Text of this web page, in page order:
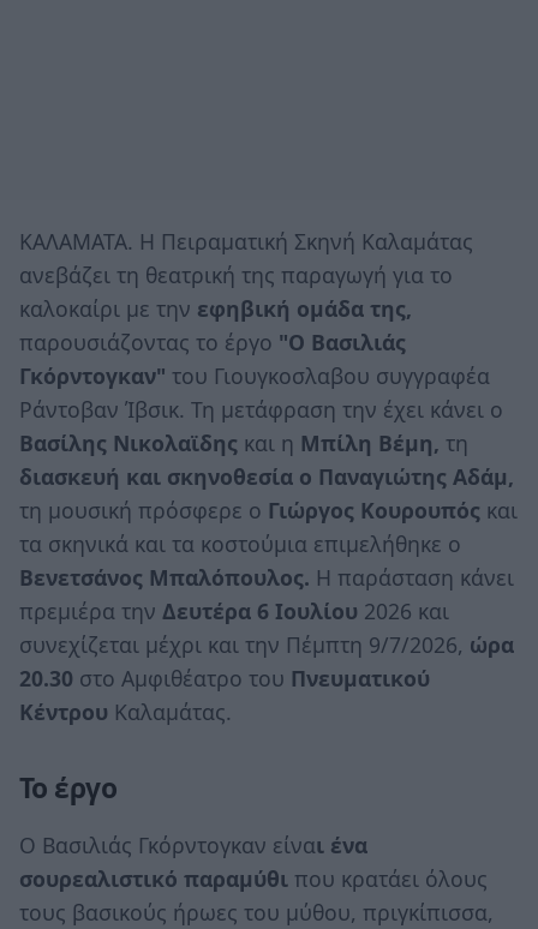
ΚΑΛΑΜΑΤΑ. Η Πειραματική Σκηνή Καλαμάτας
ανεβάζει τη θεατρική της παραγωγή για το
καλοκαίρι με την εφηβική ομάδα της,
παρουσιάζοντας το έργο "Ο Βασιλιάς
Γκόρντογκαν" του Γιουγκοσλαβου συγγραφέα
Ράντοβαν Ίβσικ. Τη μετάφραση την έχει κάνει ο
Βασίλης Νικολαϊδης και η Μπίλη Βέμη, τη
διασκευή και σκηνοθεσία ο Παναγιώτης Αδάμ,
τη μουσική πρόσφερε ο Γιώργος Κουρουπός και
τα σκηνικά και τα κοστούμια επιμελήθηκε ο
Βενετσάνος Μπαλόπουλος. Η παράσταση κάνει
πρεμιέρα την Δευτέρα 6 Ιουλίου 2026 και
συνεχίζεται μέχρι και την Πέμπτη 9/7/2026, ώρα
20.30 στο Αμφιθέατρο του Πνευματικού
Κέντρου Καλαμάτας.
Το έργο
Ο Βασιλιάς Γκόρντογκαν είναι ένα
σουρεαλιστικό παραμύθι που κρατάει όλους
τους βασικούς ήρωες του μύθου, πριγκίπισσα,